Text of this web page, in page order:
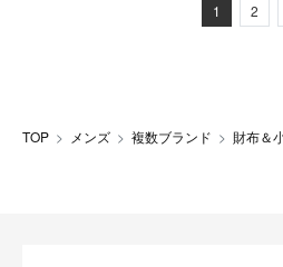
1 2
TOP メンズ 複数ブランド 財布＆